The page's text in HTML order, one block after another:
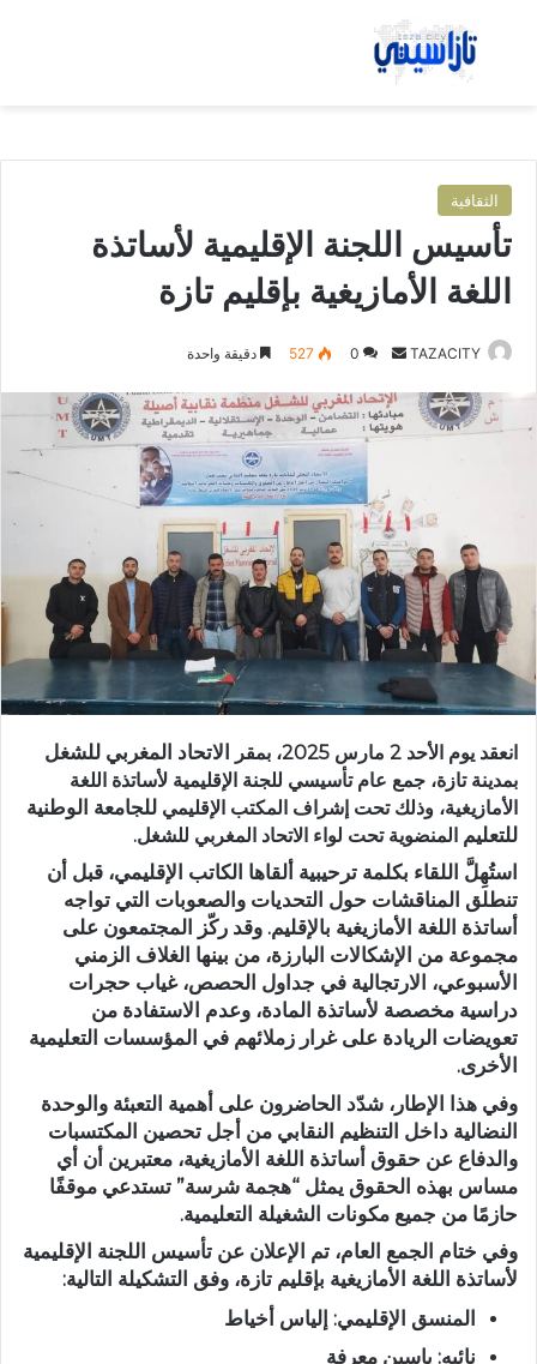
بحث عن
الثقافية
تأسيس اللجنة الإقليمية لأساتذة
اللغة الأمازيغية بإقليم تازة
TAZACITY
س
ل
ر
ي
د
ل
ت
و
ي
ا
0
527 دقيقة واحدة
انعقد يوم الأحد 2 مارس 2025، بمقر الاتحاد المغربي للشغل
بمدينة تازة، جمع عام تأسيسي للجنة الإقليمية لأساتذة اللغة
الأمازيغية، وذلك تحت إشراف المكتب الإقليمي للجامعة الوطنية
للتعليم المنضوية تحت لواء الاتحاد المغربي للشغل.
استُهِلَّ اللقاء بكلمة ترحيبية ألقاها الكاتب الإقليمي، قبل أن
تنطلق المناقشات حول التحديات والصعوبات التي تواجه
أساتذة اللغة الأمازيغية بالإقليم. وقد ركّز المجتمعون على
مجموعة من الإشكالات البارزة، من بينها الغلاف الزمني
الأسبوعي، الارتجالية في جداول الحصص، غياب حجرات
دراسية مخصصة لأساتذة المادة، وعدم الاستفادة من
تعويضات الريادة على غرار زملائهم في المؤسسات التعليمية
الأخرى.
وفي هذا الإطار، شدّد الحاضرون على أهمية التعبئة والوحدة
النضالية داخل التنظيم النقابي من أجل تحصين المكتسبات
والدفاع عن حقوق أساتذة اللغة الأمازيغية، معتبرين أن أي
مساس بهذه الحقوق يمثل “هجمة شرسة” تستدعي موقفًا
حازمًا من جميع مكونات الشغيلة التعليمية.
وفي ختام الجمع العام، تم الإعلان عن تأسيس اللجنة الإقليمية
لأساتذة اللغة الأمازيغية بإقليم تازة، وفق التشكيلة التالية:
المنسق الإقليمي: إلياس أخياط
نائبه: ياسين معرفة